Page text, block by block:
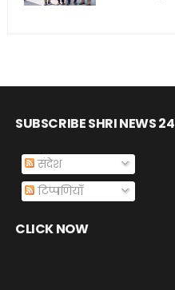
SUBSCRIBE SHRI NEWS 24
संदेश
टिप्पणियाँ
CLICK NOW